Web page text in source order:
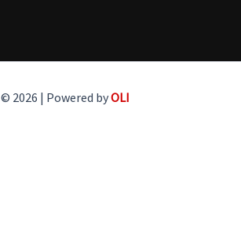
© 2026 | Powered byOLI